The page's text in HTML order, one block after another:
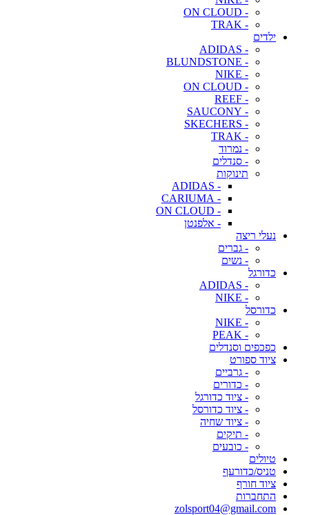
- ON CLOUD
- TRAK
ילדים
- ADIDAS
- BLUNDSTONE
- NIKE
- ON CLOUD
- REEF
- SAUCONY
- SKECHERS
- TRAK
- נמרוד
- סנדלים
תינוקות
- ADIDAS
- CARIUMA
- ON CLOUD
- אלפנטן
נעלי ריצה
- גברים
- נשים
כדורגל
- ADIDAS
- NIKE
כדורסל
- NIKE
- PEAK
כפכפים וסנדלים
ציוד ספורט
- גרביים
- כדורים
- ציוד כדורגל
- ציוד כדורסל
- ציוד שחיה
- תיקים
- כובעים
טיולים
טניס/כדורעף
ציוד חורף
התחברות
zolsport04@gmail.com